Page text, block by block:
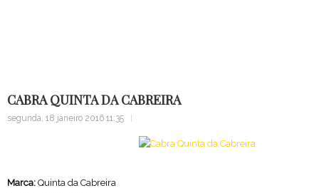
CABRA QUINTA DA CABREIRA
segunda, 18 janeiro 2016 11:35
Marca: Quinta da Cabreira